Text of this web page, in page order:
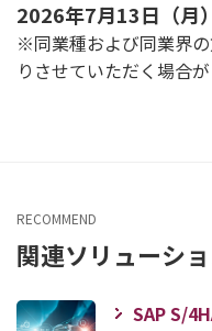
2026年7月13日（
※同業種および同業界
りさせていただく場合が
RECOMMEND
関連ソリューシ
SAP S/